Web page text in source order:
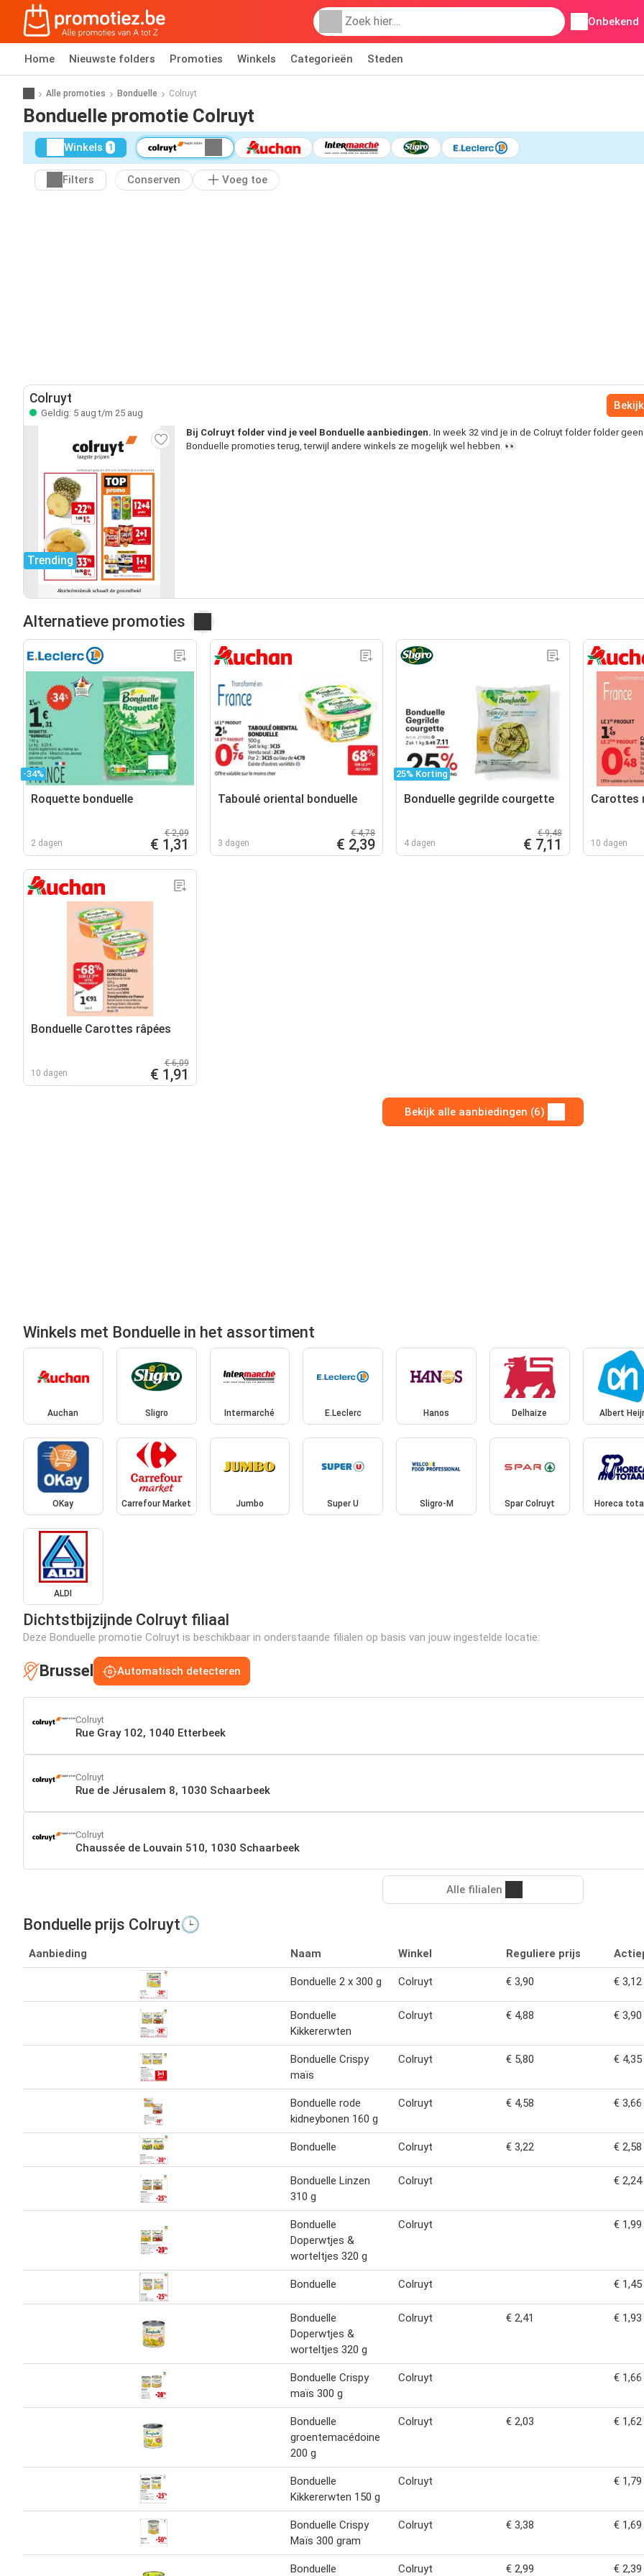
Onbekend
Home Nieuwste folders Promoties Winkels Categorieën Steden
Alle promoties Bonduelle Colruyt
Bonduelle promotie Colruyt
Winkels 1
Filters Conserven Voeg toe
Colruyt
Geldig: 5 aug t/m 25 aug
Trending
Bij Colruyt folder vind je veel Bonduelle aanbiedingen. In week 32 vind je in de Colruyt folder folder geen
Bonduelle promoties terug, terwijl andere winkels ze mogelijk wel hebben. 👀
Alternatieve promoties
-34%
Roquette bonduelle
2 dagen
€ 2,09
€ 1,31
Taboulé oriental bonduelle
3 dagen
€ 4,78
€ 2,39
25% Korting
Bonduelle gegrilde courgette
4 dagen
€ 9,48
€ 7,11
Carottes
10 dagen
Bonduelle Carottes râpées
10 dagen
€ 6,09
€ 1,91
Bekijk alle aanbiedingen (6)
Winkels met Bonduelle in het assortiment
Auchan Sligro Intermarché E.Leclerc Hanos Delhaize Albert
OKay Carrefour Market Jumbo Super U Sligro-M Spar Colruyt Horeca
ALDI
Dichtstbijzijnde Colruyt filiaal
Deze Bonduelle promotie Colruyt is beschikbaar in onderstaande filialen op basis van jouw ingestelde locatie:
Brussel Automatisch detecteren
Colruyt
Rue Gray 102, 1040 Etterbeek
Colruyt
Rue de Jérusalem 8, 1030 Schaarbeek
Colruyt
Chaussée de Louvain 510, 1030 Schaarbeek
Alle filialen
Bonduelle prijs Colruyt🕒
Aanbieding Naam Winkel Reguliere prijs
Bonduelle 2 x 300 g Colruyt € 3,90 € 3,12
Bonduelle
Kikkererwten
Colruyt € 4,88 € 3,90
Bonduelle Crispy
maïs
Colruyt € 5,80 € 4,35
Bonduelle rode
kidneybonen 160 g
Colruyt € 4,58 € 3,66
Bonduelle Colruyt € 3,22 € 2,58
Bonduelle Linzen
310 g
Colruyt € 2,24
Bonduelle
Doperwtjes &
worteltjes 320 g
Colruyt € 1,99
Bonduelle Colruyt € 1,45
Bonduelle
Doperwtjes &
worteltjes 320 g
Colruyt € 2,41 € 1,93
Bonduelle Crispy
maïs 300 g
Colruyt € 1,66
Bonduelle
groentemacédoine
200 g
Colruyt € 2,03 € 1,62
Bonduelle
Kikkererwten 150 g
Colruyt € 1,79
Bonduelle Crispy
Maïs 300 gram
Colruyt € 3,38 € 1,69
Bonduelle Colruyt € 2,99 € 2,39